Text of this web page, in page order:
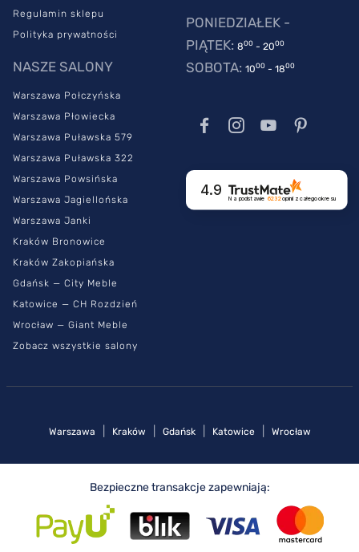
Regulamin sklepu
Polityka prywatności
NASZE SALONY
Warszawa Połczyńska
Warszawa Płowiecka
Warszawa Puławska 579
Warszawa Puławska 322
Warszawa Powsińska
Warszawa Jagiellońska
Warszawa Janki
Kraków Bronowice
Kraków Zakopiańska
Gdańsk — City Meble
Katowice — CH Rozdzień
Wrocław — Giant Meble
Zobacz wszystkie salony
PONIEDZIAŁEK -
PIĄTEK: 800 - 2000
SOBOTA: 1000 - 1800
4.9
Na podstawie 6232opinii z całego okresu
Warszawa Kraków Gdańsk Katowice Wrocław
Bezpieczne transakcje zapewniają: